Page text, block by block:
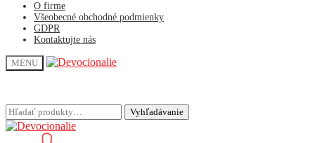
O firme
Všeobecné obchodné podmienky
GDPR
Kontaktujte nás
MENU
Hľadať: Vyhľadávanie
Hľadať: Vyhľadávanie